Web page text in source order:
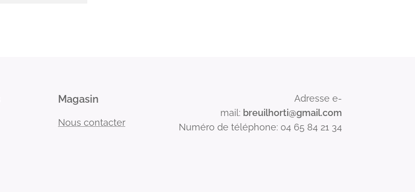
Magasin
Nous contacter
Adresse e-
mail: breuilhorti@gmail.com
Numéro de téléphone: 04 65 84 21 34